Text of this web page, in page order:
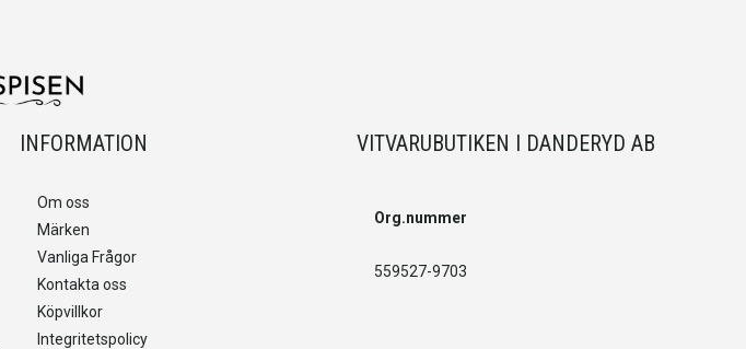
INFORMATION
Om oss
Märken
Vanliga Frågor
Kontakta oss
Köpvillkor
Integritetspolicy
VITVARUBUTIKEN I DANDERYD AB
Org.nummer
559527-9703